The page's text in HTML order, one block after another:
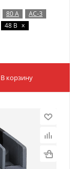
80 А
AC-3
48 В x
В корзину